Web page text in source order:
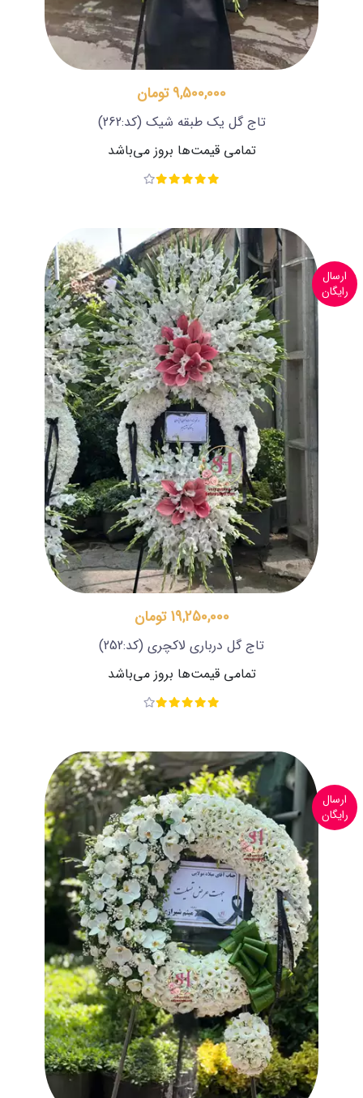
9,500,000 تومان
تاج گل یک طبقه شیک (کد:262)
تمامی قیمت‌ها بروز می‌باشد
ارسال
رایگان
19,250,000 تومان
تاج گل درباری لاکچری (کد:252)
تمامی قیمت‌ها بروز می‌باشد
ارسال
رایگان